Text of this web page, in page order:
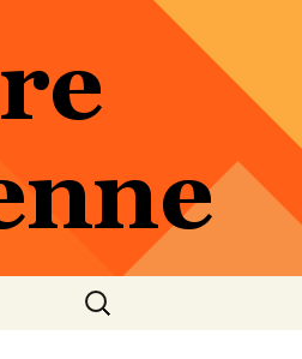
Rechercher :